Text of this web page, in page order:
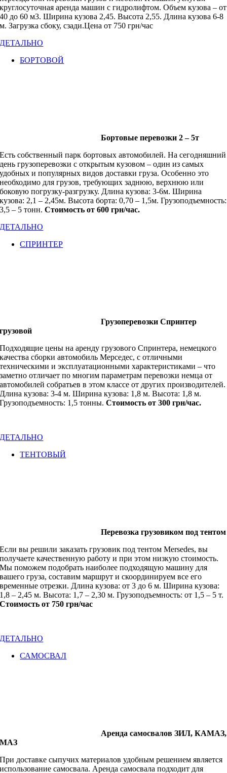
круглосуточная аренда машин с гидролифтом. Объем кузова – от
40 до 60 м3. Ширина кузова 2,45. Высота 2,55. Длина кузова 6-8
м. Загрузка сбоку, сзади.Цена от 750 грн/час
ДЕТАЛЬНО
БОРТОВОЙ
Бортовые перевозки 2 – 5т
Есть собственный парк бортовых автомобилей. На сегодняшний
день грузоперевозки с открытым кузовом – один из самых
удобных и популярных видов доставки груза. Особенно это
необходимо для грузов, требующих заднюю, верхнюю или
боковую погрузку-разгрузку. Длина кузова: 3-6м. Ширина
кузова: 2,1 – 2,45м. Высота борта: 0,70 – 1,5м. Грузоподъемность:
3,5 – 5 тонн.Стоимость от 600 грн/час.
ДЕТАЛЬНО
СПРИНТЕР
Грузоперевозки Спринтер
грузовой
Подходящие цены на аренду грузового Спринтера, немецкого
качества сборки автомобиль Мерседес, с отличными
техническими и эксплуатационными характеристиками – что
заметно отличает по многим параметрам перевозки немца от
автомобилей собратьев в этом классе от других производителей.
Длина кузова: 3-4 м. Ширина кузова: 1,8 м. Высота: 1,8 м.
Грузоподъемность: 1,5 тонны.Стоимость от 300 грн/час.
ДЕТАЛЬНО
ТЕНТОВЫЙ
Перевозка грузовиком под тентом
Если вы решили заказать грузовик под тентом Mersedes, вы
получаете качественную работу и при этом низкую стоимость.
Мы поможем подобрать наиболее подходящую машину для
вашего груза, составим маршрут и скоординируем все его
временные отрезки. Длина кузова: от 3 до 6 м. Ширина кузова:
1,8 – 2,45 м. Высота: 1,7 – 2,30 м. Грузоподъемность: от 1,5 – 5 т.
Стоимость от 750 грн/час
ДЕТАЛЬНО
САМОСВАЛ
Аренда самосвалов ЗИЛ, КАМАЗ,
МАЗ
При доставке сыпучих материалов удобным решением является
использование самосвала. Аренда самосвала подходит для